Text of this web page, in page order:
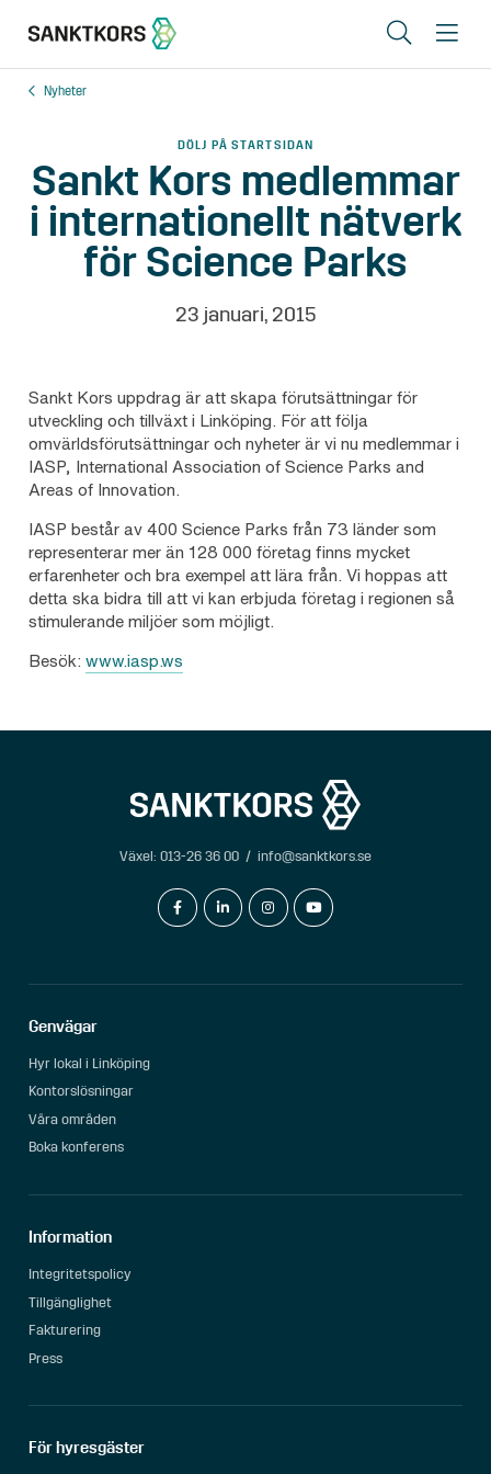
Sök
Områden
Erbjudande
Om oss
In English
Nyheter
DÖLJ PÅ STARTSIDAN
Sankt Kors medlemmar
i internationellt nätverk
för Science Parks
23 januari, 2015
Sankt Kors uppdrag är att skapa förutsättningar för
utveckling och tillväxt i Linköping. För att följa
omvärldsförutsättningar och nyheter är vi nu medlemmar i
IASP, International Association of Science Parks and
Areas of Innovation.
IASP består av 400 Science Parks från 73 länder som
representerar mer än 128 000 företag finns mycket
erfarenheter och bra exempel att lära från. Vi hoppas att
detta ska bidra till att vi kan erbjuda företag i regionen så
stimulerande miljöer som möjligt.
Besök:www.iasp.ws
Växel: 013-26 36 00 / info@sanktkors.se
facebook-flinkedin-ininstagramyoutube
Genvägar
Hyr lokal i Linköping
Kontorslösningar
Våra områden
Boka konferens
Information
Integritetspolicy
Tillgänglighet
Fakturering
Press
För hyresgäster